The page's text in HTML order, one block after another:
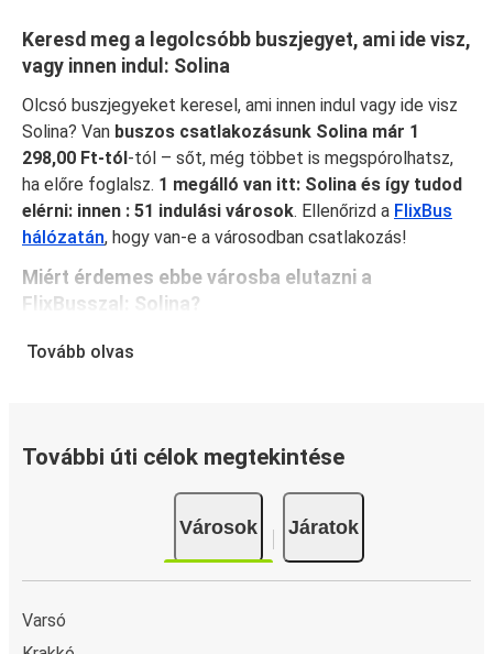
Keresd meg a legolcsóbb buszjegyet, ami ide visz,
vagy innen indul: Solina
Olcsó buszjegyeket keresel, ami innen indul vagy ide visz
Solina? Van buszos csatlakozásunk Solina már 1
298,00 Ft-tól -tól – sőt, még többet is megspórolhatsz,
ha előre foglalsz. 1 megálló van itt: Solina és így tudod
elérni: innen : 51 indulási városok. Ellenőrizd a FlixBus
hálózatán, hogy van-e a városodban csatlakozás!
Miért érdemes ebbe városba elutazni a
FlixBusszal: Solina?
A FlixBus egyesíti magában a megfizethetőséget és a
és a csatlakozóaljzatok. Foglaláskor válaszd ki kedvenc
ülőhelyed, és utazz teljes nyugalomban, mert a jegyed
fedezi a kézipoggyászodat és egy feladott poggyászt is.
A jegyfoglalás a FlixBusnál gyerekjáték: a FlixBus App
Tovább olvas
További úti célok megtekintése
Városok Járatok
Varsó